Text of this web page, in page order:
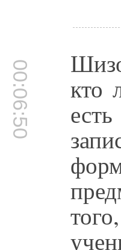
00:06:50 кто